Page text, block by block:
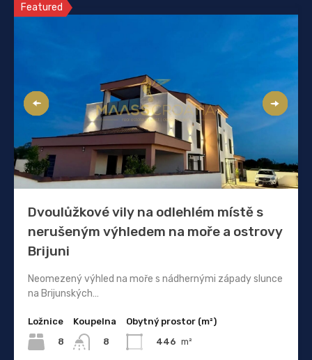
Featured
Dvoulůžkové vily na odlehlém místě s
nerušeným výhledem na moře a ostrovy
Brijuni
Neomezený výhled na moře s nádhernými západy slunce
na Brijunských…
Ložnice
8
Koupelna
8
Obytný prostor (m²)
446 m²